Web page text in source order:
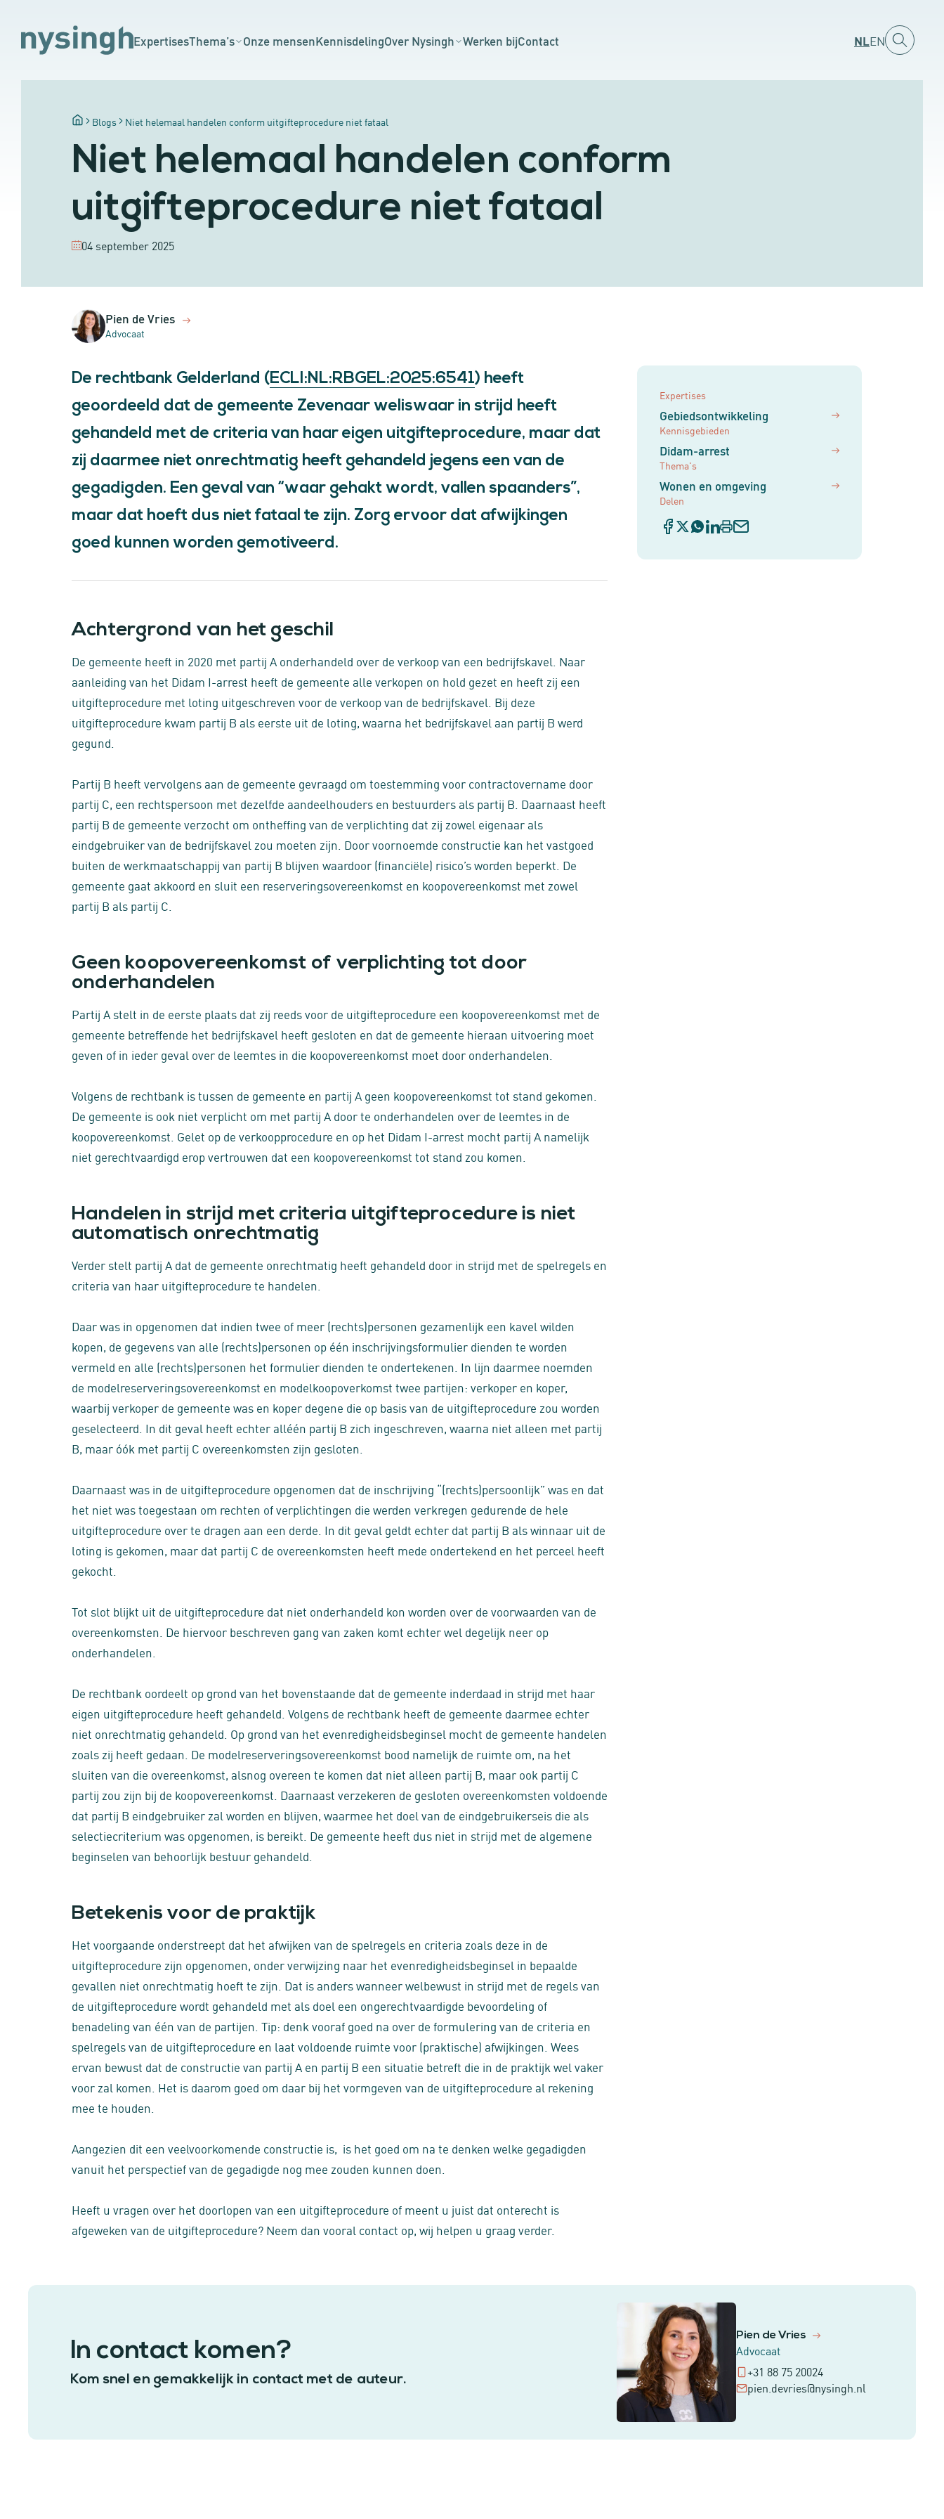
ExpertisesThema’s Onze mensenKennisdelingOver Nysingh Werken bijContact NLEN
Blogs Niet helemaal handelen conform uitgifteprocedure niet fataal
Niet helemaal handelen conform
uitgifteprocedure niet fataal
04 september 2025
Pien de Vries
Advocaat
De rechtbank Gelderland (ECLI:NL:RBGEL:2025:6541) heeft
geoordeeld dat de gemeente Zevenaar weliswaar in strijd heeft
gehandeld met de criteria van haar eigen uitgifteprocedure, maar dat
zij daarmee niet onrechtmatig heeft gehandeld jegens een van de
gegadigden. Een geval van “waar gehakt wordt, vallen spaanders”,
maar dat hoeft dus niet fataal te zijn. Zorg ervoor dat afwijkingen
goed kunnen worden gemotiveerd.
Achtergrond van het geschil
De gemeente heeft in 2020 met partij A onderhandeld over de verkoop van een bedrijfskavel. Naar
aanleiding van het Didam I-arrest heeft de gemeente alle verkopen on hold gezet en heeft zij een
uitgifteprocedure met loting uitgeschreven voor de verkoop van de bedrijfskavel. Bij deze
uitgifteprocedure kwam partij B als eerste uit de loting, waarna het bedrijfskavel aan partij B werd
gegund.
Partij B heeft vervolgens aan de gemeente gevraagd om toestemming voor contractovername door
partij C, een rechtspersoon met dezelfde aandeelhouders en bestuurders als partij B. Daarnaast heeft
partij B de gemeente verzocht om ontheffing van de verplichting dat zij zowel eigenaar als
eindgebruiker van de bedrijfskavel zou moeten zijn. Door voornoemde constructie kan het vastgoed
buiten de werkmaatschappij van partij B blijven waardoor (financiële) risico’s worden beperkt. De
gemeente gaat akkoord en sluit een reserveringsovereenkomst en koopovereenkomst met zowel
partij B als partij C.
Geen koopovereenkomst of verplichting tot door
onderhandelen
Partij A stelt in de eerste plaats dat zij reeds voor de uitgifteprocedure een koopovereenkomst met de
gemeente betreffende het bedrijfskavel heeft gesloten en dat de gemeente hieraan uitvoering moet
geven of in ieder geval over de leemtes in die koopovereenkomst moet door onderhandelen.
Volgens de rechtbank is tussen de gemeente en partij A geen koopovereenkomst tot stand gekomen.
De gemeente is ook niet verplicht om met partij A door te onderhandelen over de leemtes in de
koopovereenkomst. Gelet op de verkoopprocedure en op het Didam I-arrest mocht partij A namelijk
niet gerechtvaardigd erop vertrouwen dat een koopovereenkomst tot stand zou komen.
Handelen in strijd met criteria uitgifteprocedure is niet
automatisch onrechtmatig
Verder stelt partij A dat de gemeente onrechtmatig heeft gehandeld door in strijd met de spelregels en
criteria van haar uitgifteprocedure te handelen.
Daar was in opgenomen dat indien twee of meer (rechts)personen gezamenlijk een kavel wilden
kopen, de gegevens van alle (rechts)personen op één inschrijvingsformulier dienden te worden
vermeld en alle (rechts)personen het formulier dienden te ondertekenen. In lijn daarmee noemden
de modelreserveringsovereenkomst en modelkoopoverkomst twee partijen: verkoper en koper,
waarbij verkoper de gemeente was en koper degene die op basis van de uitgifteprocedure zou worden
geselecteerd. In dit geval heeft echter alléén partij B zich ingeschreven, waarna niet alleen met partij
B, maar óók met partij C overeenkomsten zijn gesloten.
Daarnaast was in de uitgifteprocedure opgenomen dat de inschrijving “(rechts)persoonlijk” was en dat
het niet was toegestaan om rechten of verplichtingen die werden verkregen gedurende de hele
uitgifteprocedure over te dragen aan een derde. In dit geval geldt echter dat partij B als winnaar uit de
loting is gekomen, maar dat partij C de overeenkomsten heeft mede ondertekend en het perceel heeft
gekocht.
Tot slot blijkt uit de uitgifteprocedure dat niet onderhandeld kon worden over de voorwaarden van de
overeenkomsten. De hiervoor beschreven gang van zaken komt echter wel degelijk neer op
onderhandelen.
De rechtbank oordeelt op grond van het bovenstaande dat de gemeente inderdaad in strijd met haar
eigen uitgifteprocedure heeft gehandeld. Volgens de rechtbank heeft de gemeente daarmee echter
niet onrechtmatig gehandeld. Op grond van het evenredigheidsbeginsel mocht de gemeente handelen
zoals zij heeft gedaan. De modelreserveringsovereenkomst bood namelijk de ruimte om, na het
sluiten van die overeenkomst, alsnog overeen te komen dat niet alleen partij B, maar ook partij C
partij zou zijn bij de koopovereenkomst. Daarnaast verzekeren de gesloten overeenkomsten voldoende
dat partij B eindgebruiker zal worden en blijven, waarmee het doel van de eindgebruikerseis die als
selectiecriterium was opgenomen, is bereikt. De gemeente heeft dus niet in strijd met de algemene
beginselen van behoorlijk bestuur gehandeld.
Betekenis voor de praktijk
Het voorgaande onderstreept dat het afwijken van de spelregels en criteria zoals deze in de
uitgifteprocedure zijn opgenomen, onder verwijzing naar het evenredigheidsbeginsel in bepaalde
gevallen niet onrechtmatig hoeft te zijn. Dat is anders wanneer welbewust in strijd met de regels van
de uitgifteprocedure wordt gehandeld met als doel een ongerechtvaardigde bevoordeling of
benadeling van één van de partijen. Tip: denk vooraf goed na over de formulering van de criteria en
spelregels van de uitgifteprocedure en laat voldoende ruimte voor (praktische) afwijkingen. Wees
ervan bewust dat de constructie van partij A en partij B een situatie betreft die in de praktijk wel vaker
voor zal komen. Het is daarom goed om daar bij het vormgeven van de uitgifteprocedure al rekening
mee te houden.
Aangezien dit een veelvoorkomende constructie is, is het goed om na te denken welke gegadigden
vanuit het perspectief van de gegadigde nog mee zouden kunnen doen.
Heeft u vragen over het doorlopen van een uitgifteprocedure of meent u juist dat onterecht is
afgeweken van de uitgifteprocedure? Neem dan vooral contact op, wij helpen u graag verder.
Expertises
Gebiedsontwikkeling
Kennisgebieden
Didam-arrest
Thema's
Wonen en omgeving
Delen
In contact komen?
Kom snel en gemakkelijk in contact met de auteur.
Pien de Vries
Advocaat
+31 88 75 20024
pien.devries@nysingh.nl